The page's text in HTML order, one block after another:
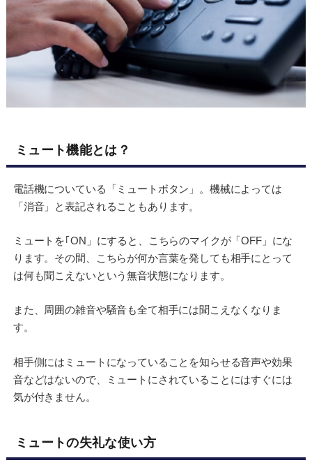
ミュート機能とは？
電話機についている「ミュートボタン」。機械によっては
「消音」と表記されることもあります。
ミュートを｢ON」にすると、こちらのマイクが「OFF」にな
ります。その間、こちらが何か言葉を発しても相手にとって
は何も聞こえないという無音状態になります。
また、周囲の雑音や騒音も全て相手には聞こえなくなりま
す。
相手側にはミュートになっていることを知らせる音声や効果
音などはないので、ミュートにされていることにはすぐには
気が付きません。
ミュートの失礼な使い方